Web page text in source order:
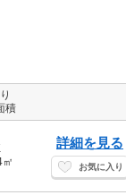
積
詳細を見る
お気に入り